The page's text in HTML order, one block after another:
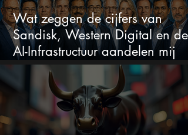
Wat zeggen de cijfers van
Sandisk, Western Digital en de
AI-Infrastructuur aandelen mij
werkelijk